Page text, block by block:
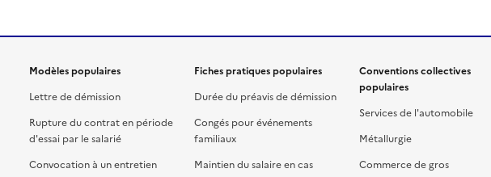
Modèles populaires
Lettre de démission
Rupture du contrat en période
d'essai par le salarié
Convocation à un entretien
Fiches pratiques populaires
Durée du préavis de démission
Congés pour événements
familiaux
Maintien du salaire en cas
Conventions collectives
populaires
Services de l'automobile
Métallurgie
Commerce de gros